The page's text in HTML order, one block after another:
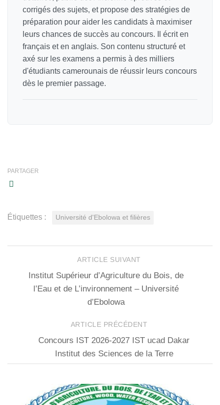
corrigés des sujets, et propose des stratégies de
préparation pour aider les candidats à maximiser
leurs chances de succès au concours. Il écrit en
français et en anglais. Son contenu structuré et
axé sur les examens a permis à des milliers
d'étudiants camerounais de réussir leurs concours
dès le premier passage.
PARTAGER
Étiquettes : Université d'Ebolowa et filières
ARTICLE SUIVANT
Institut Supérieur d’Agriculture du Bois, de
l’Eau et de L’invironnement – Université
d’Ebolowa
ARTICLE PRÉCÉDENT
Concours IST 2026-2027 IST ucad Dakar
Institut des Sciences de la Terre